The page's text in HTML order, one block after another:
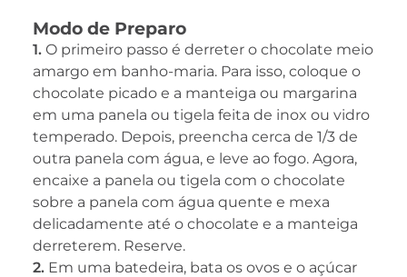
Modo de Preparo
1. O primeiro passo é derreter o chocolate meio
amargo em banho-maria. Para isso, coloque o
chocolate picado e a manteiga ou margarina
em uma panela ou tigela feita de inox ou vidro
temperado. Depois, preencha cerca de 1/3 de
outra panela com água, e leve ao fogo. Agora,
encaixe a panela ou tigela com o chocolate
sobre a panela com água quente e mexa
delicadamente até o chocolate e a manteiga
derreterem. Reserve.
2. Em uma batedeira, bata os ovos e o açúcar